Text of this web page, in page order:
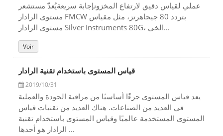
عملي لقياس دقيق لارتفاع المخزونإجابة سريعةيُعدّ مستشعر
مستوى الرادار FMCW بتردد 80 جيجاهرتز، مثل مقياس
مستوى الرادار Silver Instruments 80G، الخي...
Voir
قياس المستوى باستخدام تقنية الرادار
2019/10/31
يعد قياس المستوى جزءًا أساسيًا من مراقبة الجودة والعملية
في العديد من الصناعات. هناك العديد من تقنيات قياس
المستوى المستخدمة عالميًا وقياس المستوى باستخدام تقنية
الرادار هو أحدها ...